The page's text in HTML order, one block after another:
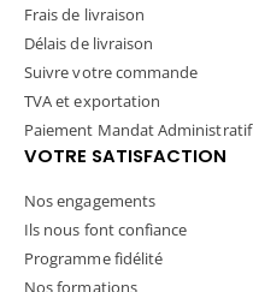
Frais de livraison
Délais de livraison
Suivre votre commande
TVA et exportation
Paiement Mandat Administratif
VOTRE SATISFACTION
Nos engagements
Ils nous font confiance
Programme fidélité
Nos formations